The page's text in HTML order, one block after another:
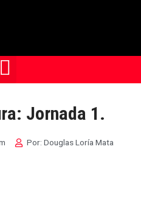
Jornada 1.
Por: Douglas Loría Mata